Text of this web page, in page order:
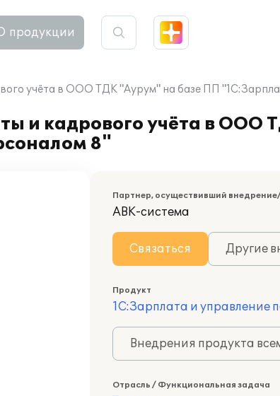
продукции
учёта в ООО ТДК "Аурум" на базе ПП
и кадрового учёта в ООО
8"
Партнер, осуществивший
АВК-система
Связаться Другие
Продукт
1С:Зарплата и управление
Внедрения продукта
Отрасль / Функциональная задача